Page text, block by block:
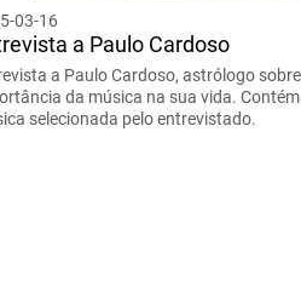
03-16
a Paulo Cardoso
a Paulo Cardoso, astrólogo
da música na sua vida. Contém
selecionada pelo entrevistado.